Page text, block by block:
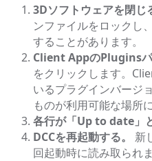
3Dソフトウェアを閉じ
ンファイルをロックし
することがあります。
Client AppのPlugins
をクリックします。
いるプラグインバージ
ものが利用可能な場所
各行が「Up to date」
DCCを再起動する。
新
回起動時に読み取られま